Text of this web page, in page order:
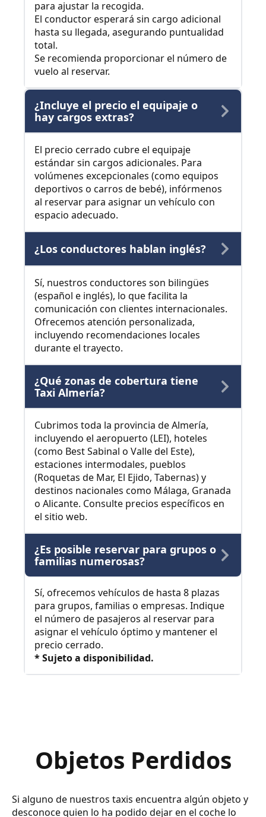
para ajustar la recogida.
El conductor esperará sin cargo adicional
hasta su llegada, asegurando puntualidad
total.
Se recomienda proporcionar el número de
vuelo al reservar.
¿Incluye el precio el equipaje o
hay cargos extras?
El precio cerrado cubre el equipaje
estándar sin cargos adicionales. Para
volúmenes excepcionales (como equipos
deportivos o carros de bebé), infórmenos
al reservar para asignar un vehículo con
espacio adecuado.
¿Los conductores hablan inglés?
Sí, nuestros conductores son bilingües
(español e inglés), lo que facilita la
comunicación con clientes internacionales.
Ofrecemos atención personalizada,
incluyendo recomendaciones locales
durante el trayecto.
¿Qué zonas de cobertura tiene
Taxi Almería?
Cubrimos toda la provincia de Almería,
incluyendo el aeropuerto (LEI), hoteles
(como Best Sabinal o Valle del Este),
estaciones intermodales, pueblos
(Roquetas de Mar, El Ejido, Tabernas) y
destinos nacionales como Málaga, Granada
o Alicante. Consulte precios específicos en
el sitio web.
¿Es posible reservar para grupos o
familias numerosas?
Sí, ofrecemos vehículos de hasta 8 plazas
para grupos, familias o empresas. Indique
el número de pasajeros al reservar para
asignar el vehículo óptimo y mantener el
precio cerrado.
* Sujeto a disponibilidad.
Objetos Perdidos
Si alguno de nuestros taxis encuentra algún objeto y
desconoce quien lo ha podido dejar en el coche lo